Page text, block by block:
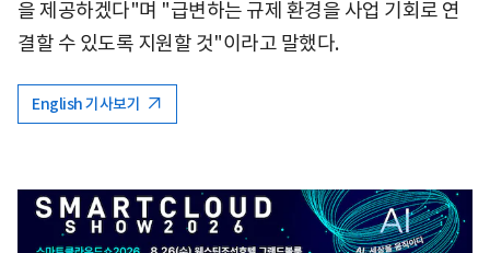
을 제공하겠다"며 "급변하는 규제 환경을 사업 기회로 연
결할 수 있도록 지원할 것"이라고 말했다.
English 기사보기